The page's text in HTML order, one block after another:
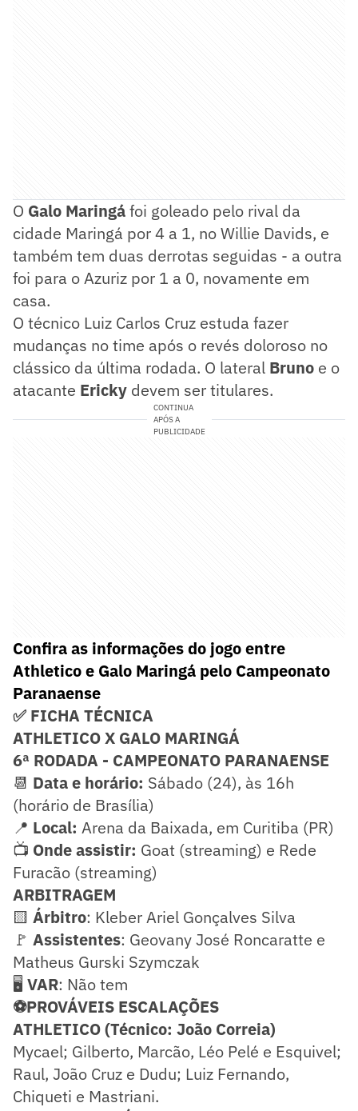
O Galo Maringáfoi goleado pelo rival da
cidade Maringá por 4 a 1, no Willie Davids, e
também tem duas derrotas seguidas - a outra
foi para o Azuriz por 1 a 0, novamente em
casa.
O técnico Luiz Carlos Cruz estuda fazer
mudanças no time após o revés doloroso no
clássico da última rodada. O lateral Bruno e o
atacante Ericky devem ser titulares.
CONTINUA
APÓS A
PUBLICIDADE
Confira as informações do jogo entre
Athletico e Galo Maringá pelo Campeonato
Paranaense
✅ FICHA TÉCNICA
ATHLETICO X GALO MARINGÁ
6ª RODADA - CAMPEONATO PARANAENSE
📆 Data e horário: Sábado (24), às 16h
(horário de Brasília)
📍 Local: Arena da Baixada, em Curitiba (PR)
📺 Onde assistir: Goat (streaming) e Rede
Furacão (streaming)
ARBITRAGEM
🟨 Árbitro: Kleber Ariel Gonçalves Silva
🚩 Assistentes: Geovany José Roncaratte e
Matheus Gurski Szymczak
🖥️ VAR: Não tem
⚽PROVÁVEIS ESCALAÇÕES
ATHLETICO (Técnico: João Correia)
Mycael; Gilberto, Marcão, Léo Pelé e Esquivel;
Raul, João Cruz e Dudu; Luiz Fernando,
Chiqueti e Mastriani.